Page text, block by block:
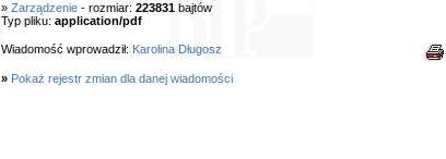
» Zarządzenie- rozmiar: 223831bajtów
Typ pliku: application/pdf
Wiadomość wprowadził: Karolina Długosz
» Pokaż rejestr zmian dla danej wiadomości